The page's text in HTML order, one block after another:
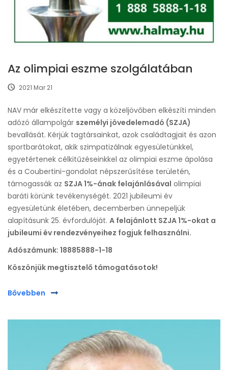
Az olimpiai eszme szolgálatában
2021 Mar 21
NAV már elkészítette vagy a közeljövőben elkészíti minden
adózó állampolgár személyi jövedelemadó (SZJA)
bevallását. Kérjük tagtársainkat, azok családtagjait és azon
sportbarátokat, akik szimpatizálnak egyesületünkkel,
egyetértenek célkitűzéseinkkel az olimpiai eszme ápolása
és a Coubertini-gondolat népszerűsítése területén,
támogassák az SZJA 1%-ának felajánlásával olimpiai
baráti körünk tevékenységét. 2021 jubileumi év
egyesületünk életében, decemberben ünnepeljük
alapításunk 25. évfordulóját. A felajánlott SZJA 1%-okat a
jubileumi év rendezvényeihez fogjuk felhasználni.
Adószámunk: 18885888-1-18
Köszönjük megtisztelő támogatásotok!
Bővebben